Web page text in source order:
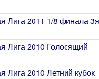
Лига 2011 1/8 финала 3я
Лига 2010 Голосящий
2010 Летний кубок